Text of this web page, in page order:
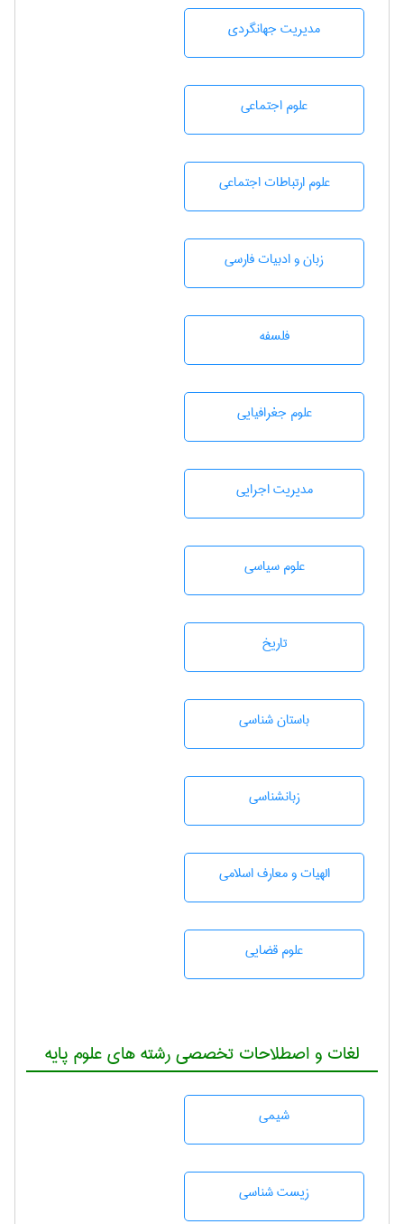
مديريت جهانگردی
علوم اجتماعی
علوم ارتباطات اجتماعی
زبان و ادبيات فارسی
فلسفه
علوم جغرافيايی
مديريت اجرايی
علوم سياسی
تاريخ
باستان شناسی
زبانشناسی
الهیات و معارف اسلامی
علوم قضایی
لغات و اصطلاحات تخصصی رشته های علوم پایه
شيمی
زيست شناسی